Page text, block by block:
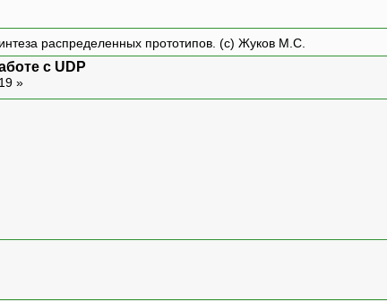
распределенных прототипов. (с) Жуков М.С.
с UDP
»